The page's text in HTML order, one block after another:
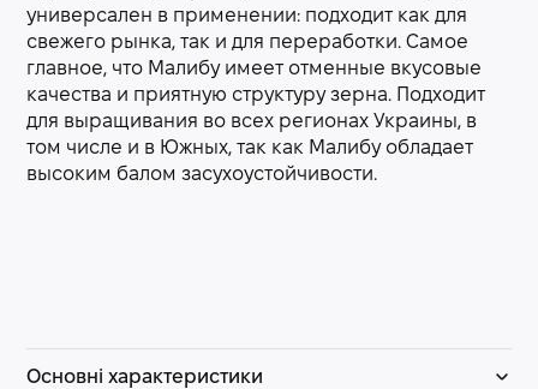
универсален в применении: подходит как для
свежего рынка, так и для переработки. Самое
главное, что Малибу имеет отменные вкусовые
качества и приятную структуру зерна. Подходит
для выращивания во всех регионах Украины, в
том числе и в Южных, так как Малибу обладает
высоким балом засухоустойчивости.
Основні характеристики